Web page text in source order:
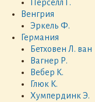
Пёрселл Г.
Венгрия
Эркель Ф.
Германия
Бетховен Л. ван
Вагнер Р.
Вебер К.
Глюк К.
Хумпердинк Э.